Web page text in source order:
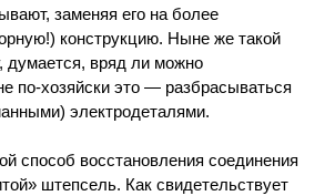
заменяя его на более
конструкцию. Ныне же такой
думается, вряд ли можно
по-хозяйски это — разбрасываться
электродеталями.
способ восстановления соединения
штепсель. Как свидетельствует